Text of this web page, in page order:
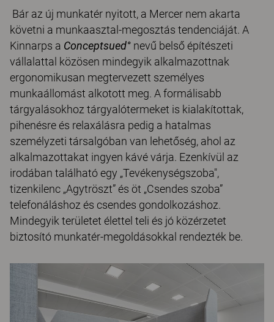
Bár az új munkatér nyitott, a Mercer nem akarta
követni a munkaasztal-megosztás tendenciáját. A
Kinnarps a Conceptsued° nevű belső építészeti
vállalattal közösen mindegyik alkalmazottnak
ergonomikusan megtervezett személyes
munkaállomást alkotott meg. A formálisabb
tárgyalásokhoz tárgyalótermeket is kialakítottak,
pihenésre és relaxálásra pedig a hatalmas
személyzeti társalgóban van lehetőség, ahol az
alkalmazottakat ingyen kávé várja. Ezenkívül az
irodában található egy „Tevékenységszoba",
tizenkilenc „Agytröszt” és öt „Csendes szoba”
telefonáláshoz és csendes gondolkozáshoz.
Mindegyik területet élettel teli és jó közérzetet
biztosító munkatér-megoldásokkal rendezték be.